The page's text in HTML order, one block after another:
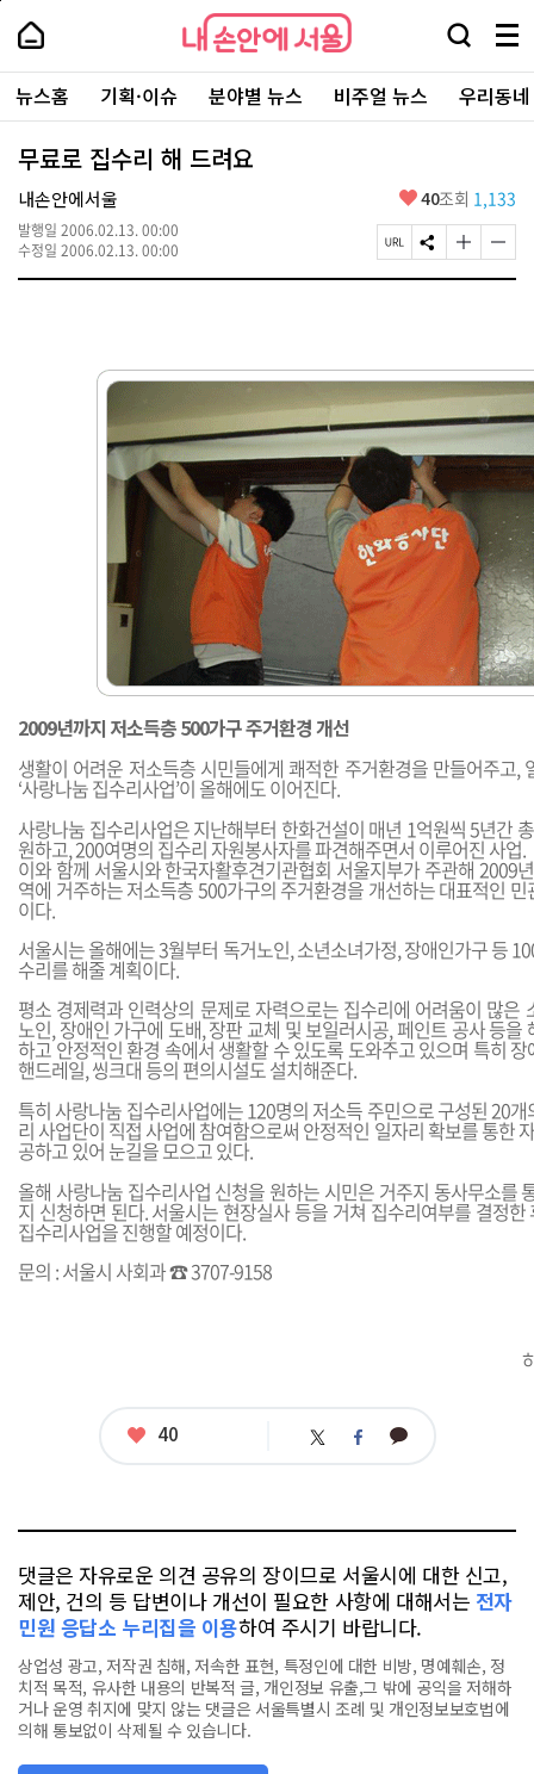
본
로
가
내
손
안
에
서
울
-
서
울
시
대
표
소
내
손
에
울
검
창
열
기
메
뉴
전
체
보
주
요
서
뉴스홈 기획·이슈 분야별 뉴스 비주얼 뉴스 우리동
무료로 집수리 해 드려요
내손안에서울
발행일 2006.02.13. 00:00
수정일 2006.02.13. 00:00
좋
요
40조회 1,133
페
이
복
사
S
N
기
글
자
변
경
하
기
글
자
변
경
하
기
2009년까지 저소득층 500가구 주거환경 개선
생활이 어려운 저소득층 시민들에게 쾌적한 주거환경을 만들어주고,
‘사랑나눔 집수리사업’이 올해에도 이어진다.
사랑나눔 집수리사업은 지난해부터 한화건설이 매년 1억원씩 5년간
원하고, 200여명의 집수리 자원봉사자를 파견해주면서 이루어진 사업.
이와 함께 서울시와 한국자활후견기관협회 서울지부가 주관해 2009
역에 거주하는 저소득층 500가구의 주거환경을 개선하는 대표적인
이다.
서울시는 올해에는 3월부터 독거노인, 소년소녀가정, 장애인가구 등
수리를 해줄 계획이다.
평소 경제력과 인력상의 문제로 자력으로는 집수리에 어려움이 많은
노인, 장애인 가구에 도배, 장판 교체 및 보일러시공, 페인트 공사 등을
하고 안정적인 환경 속에서 생활할 수 있도록 도와주고 있으며 특히
핸드레일, 씽크대 등의 편의시설도 설치해준다.
특히 사랑나눔 집수리사업에는 120명의 저소득 주민으로 구성된 20
리 사업단이 직접 사업에 참여함으로써 안정적인 일자리 확보를 통한
공하고 있어 눈길을 모으고 있다.
올해 사랑나눔 집수리사업 신청을 원하는 시민은 거주지 동사무소를
지 신청하면 된다. 서울시는 현장실사 등을 거쳐 집수리여부를 결정한
집수리사업을 진행할 예정이다.
문의 : 서울시 사회과 ☎ 3707-9158
좋
40 트 페 카
댓글은 자유로운 의견 공유의 장이므로 서울시에 대한 신고,
제안, 건의 등 답변이나 개선이 필요한 사항에 대해서는 전자
민원 응답소 누리집을 이용하여 주시기 바랍니다.
상업성 광고, 저작권 침해, 저속한 표현, 특정인에 대한 비방, 명예훼손, 정
치적 목적, 유사한 내용의 반복적 글, 개인정보 유출,그 밖에 공익을 저해하
거나 운영 취지에 맞지 않는 댓글은 서울특별시 조례 및 개인정보보호법에
의해 통보없이 삭제될 수 있습니다.
페
상
단
로